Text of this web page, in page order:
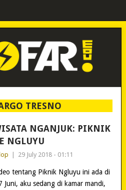
TRESNO
NGANJUK: PIKNIK
NGLUYU
29 July 2018 - 01:11
tentang Piknik Ngluyu ini ada di
Juni, aku sedang di kamar mandi,